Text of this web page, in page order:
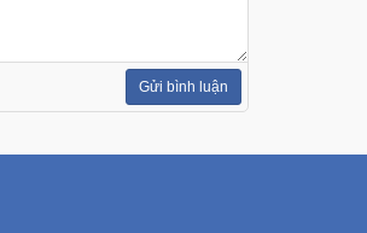
Gửi bình luận